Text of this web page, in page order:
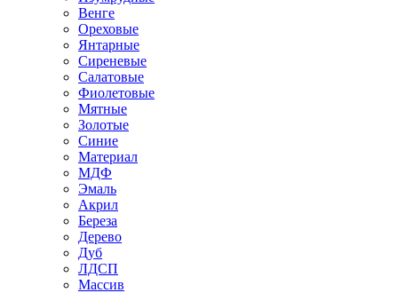
Венге
Ореховые
Янтарные
Сиреневые
Салатовые
Фиолетовые
Мятные
Золотые
Синие
Материал
МДФ
Эмаль
Акрил
Береза
Дерево
Дуб
ЛДСП
Массив